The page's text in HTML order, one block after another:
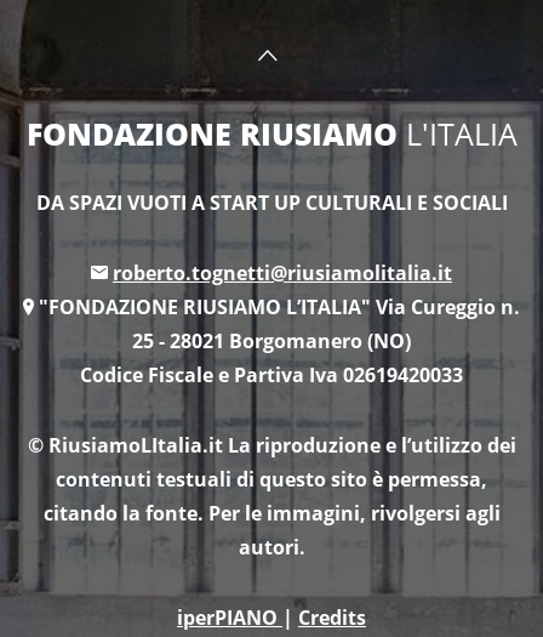
FONDAZIONE RIUSIAMOL'ITALIA
DA SPAZI VUOTI A START UP CULTURALI E SOCIALI
roberto.tognetti@riusiamolitalia.it
"FONDAZIONE RIUSIAMO L’ITALIA" Via Cureggio n.
25 - 28021 Borgomanero (NO)
Codice Fiscale e Partiva Iva 02619420033
© RiusiamoLItalia.itLa riproduzione e l’utilizzo dei
contenuti testuali di questo sito è permessa,
citando la fonte. Per le immagini, rivolgersi agli
autori.
iperPIANO | Credits